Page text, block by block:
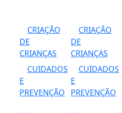
CRIAÇÃO
DE
CRIANÇAS
CUIDADOS
E
PREVENÇÃO
CRIAÇÃO
DE
CRIANÇAS
CUIDADOS
E
PREVENÇÃO